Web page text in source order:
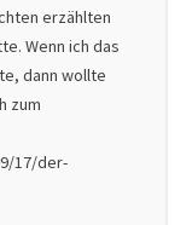
erzählten
Wenn ich das
dann wollte
zum
17/der-